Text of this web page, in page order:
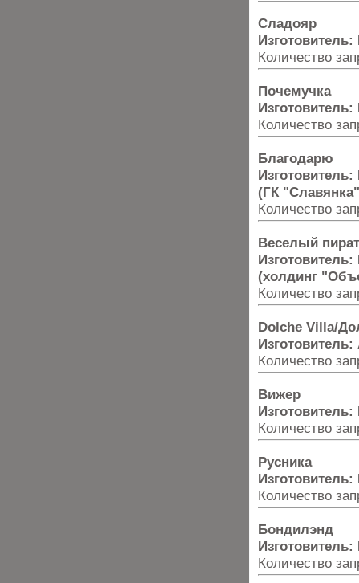
Сладояр
Количество
Почемучка
Количество
Благодарю
(ГК
Количество
Веселый пират
(холдинг
Количество
Dolche Villa/
Количество
Вижер
Количество
Русника
Количество
Бондилэнд
Количество